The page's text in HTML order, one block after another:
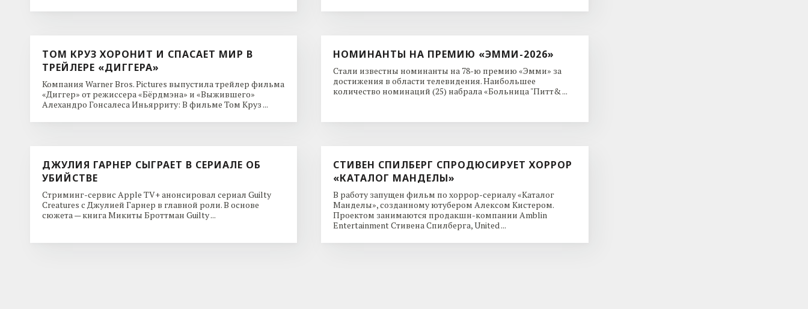
ТОМ КРУЗ ХОРОНИТ И СПАСАЕТ МИР В
ТРЕЙЛЕРЕ «ДИГГЕРА»
Компания Warner Bros. Pictures выпустила трейлер фильма
«Диггер» от режиссера «Бёрдмэна» и «Выжившего»
Алехандро Гонсалеса Иньярриту: В фильме Том Круз ...
НОМИНАНТЫ НА ПРЕМИЮ «ЭММИ-2026»
Стали известны номинанты на 78-ю премию «Эмми» за
достижения в области телевидения. Наибольшее
количество номинаций (25) набрала «Больница "Питт& ...
ДЖУЛИЯ ГАРНЕР СЫГРАЕТ В СЕРИАЛЕ ОБ
УБИЙСТВЕ
Стриминг-сервис Apple TV+ анонсировал сериал Guilty
Creatures с Джулией Гарнер в главной роли. В основе
сюжета — книга Микиты Броттман Guilty ...
СТИВЕН СПИЛБЕРГ СПРОДЮСИРУЕТ ХОРРОР
«КАТАЛОГ МАНДЕЛЫ»
В работу запущен фильм по хоррор-сериалу «Каталог
Манделы», созданному ютубером Алексом Кистером.
Проектом занимаются продакшн-компании Amblin
Entertainment Стивена Спилберга, United ...